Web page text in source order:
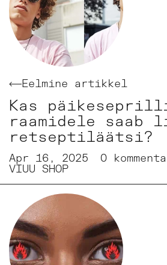
Eelmine artikkel
Kas
raamidele saab
retseptiläätsi?
Apr 16, 2025
0
VIUU SHOP